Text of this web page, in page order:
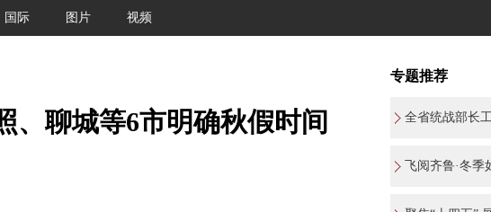
国际 图片 视频
、聊城等6市明确秋假时间
专题推荐
全省统战部长
飞阅齐鲁·冬季